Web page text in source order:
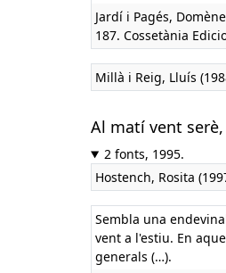
Jardí i Pagés,
187. Cossetània
Millà i Reig, Lluís
Al matí vent
2 fonts, 1995.
Hostench, Rosita
Sembla una
vent a l'estiu. En
generals (…).